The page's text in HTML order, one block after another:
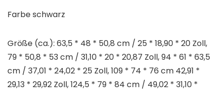
Farbe schwarz
Größe (ca.): 63,5 * 48 * 50,8 cm / 25 * 18,90 * 20 Zoll,
79 * 50,8 * 53 cm / 31,10 * 20 * 20,87 Zoll, 94 * 61 * 63,5
cm / 37,01 * 24,02 * 25 Zoll, 109 * 74 * 76 cm 42,91 *
29,13 * 29,92 Zoll, 124,5 * 79 * 84 cm / 49,02 * 31,10 *